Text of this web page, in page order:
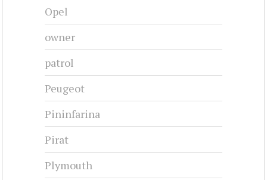
Opel
owner
patrol
Peugeot
Pininfarina
Pirat
Plymouth